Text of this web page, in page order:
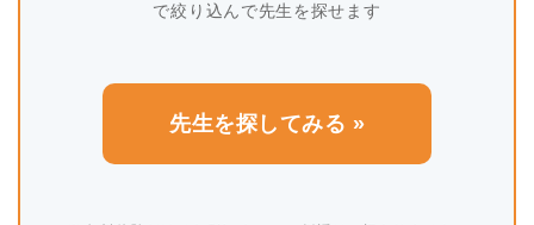
で絞り込んで先生を探せます
先生を探してみる »